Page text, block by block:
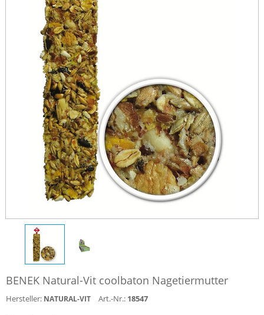
BENEK Natural-Vit coolbaton Nagetiermutter
Hersteller: NATURAL-VIT Art.-Nr.: 18547